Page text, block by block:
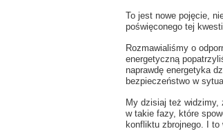
To jest nowe pojęcie,
poświęconego tej
Rozmawialiśmy o
energetyczną
naprawdę energetyka
bezpieczeństwo w
My dzisiaj też widzimy,
w takie fazy, które
konfliktu zbrojnego. I